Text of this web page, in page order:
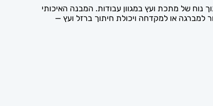
של מתכת ועץ במגוון עבודות. המבנה האיכותי
למברגה או למקדחה ויכולת חיתוך ברזל ועץ —